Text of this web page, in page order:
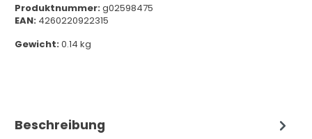
Produktnummer:g02598475
EAN: 4260220922315
Gewicht:0.14 kg
Beschreibung